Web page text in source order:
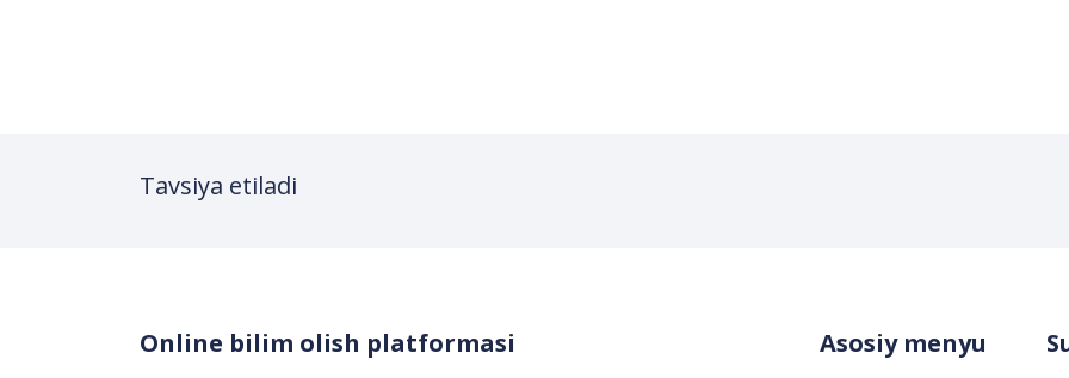
Tavsiya etiladi
Online bilim olish platformasi Asosiy menyu